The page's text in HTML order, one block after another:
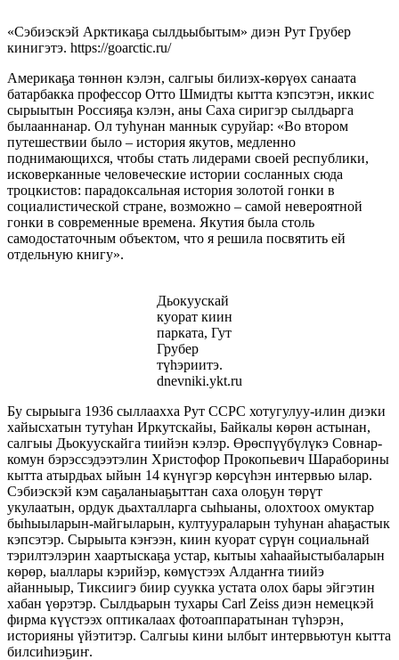
«Сэбиэскэй Арктикаҕа сылдьыбытым» диэн Рут Грубер
кинигэтэ. https://goarctic.ru/
Америкаҕа төннөн кэлэн, салгыы билиэх-көрүөх са­наата
батарбакка профессор Отто Шмидты кытта кэпсэтэн, иккис
сырыытын Россияҕа кэлэн, аны Саха сиригэр сылдьарга
былааннанар. Ол туһунан маннык суруйар: «Во втором
путешествии было – история якутов, медленно
поднимающихся, чтобы стать лидерами своей республики,
иско­верканные человеческие истории сосланных сю­да
троцкистов: парадоксальная история золо­той гонки в
социалистической стране, возможно – самой невероятной
гонки в современные времена. Якутия была столь
самодостаточным объектом, что я решила посвятить ей
отдельную книгу».
Дьокуускай
куорат киин
парката, Гут
Грубер
түһэриитэ.
dnevniki.ykt.ru
Бу сырыыга 1936 сыллаахха Рут ССРС хотугулуу-илин диэки
хайысхатын тутуһан Ир­кут­скайы, Байкалы көрөн астынан,
салгыы Дьо­куус­кайга тиийэн кэлэр. Өрөспүүбүлүкэ Совнар­
комун бэрэссэдээтэлин Христофор Прокопьевич Шараборины
кытта атырдьах ыйын 14 күнүгэр көрсүһэн интервью ылар.
Сэбиэскэй кэм саҕа­ланыаҕыттан саха олоҕун төрүт
укулаатын, ор­дук дьахталларга сыһыаны, олохтоох омуктар
бы­һыыларын-майгыларын, култуураларын туһунан аһаҕастык
кэпсэтэр. Сырыыта кэҥээн, киин куорат сүрүн социальнай
тэрилтэлэрин хаартыскаҕа ус­тар, кытыы хаһаайыстыбаларын
көрөр, ыаллары кэрийэр, көмүстээх Алдаҥҥа тиийэ
айанныыр, Тиксиигэ биир суукка устата олох бары эйгэтин
хабан үөрэтэр. Сылдьарын тухары Carl Zeiss диэн немецкэй
фирма күүстээх оптикалаах фото­аппаратынан түһэрэн,
историяны үйэтитэр. Салгыы кини ылбыт интервьютун кытта
билсиһиэҕиҥ.